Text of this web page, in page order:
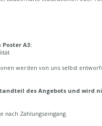
A3:
werden von uns selbst
des Angebots und wird
nach Zahlungseingang.